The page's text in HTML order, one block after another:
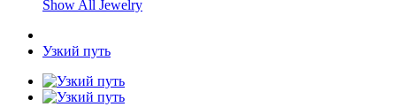
Show All Jewelry
Узкий путь